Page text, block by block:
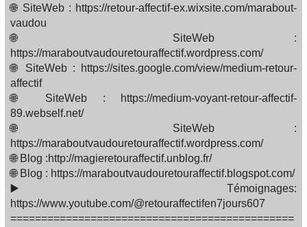
🌐 SiteWeb : https://retour-affectif-ex.wixsite.com/marabout-
vaudou
🌐 SiteWeb :
https://maraboutvaudouretouraffectif.wordpress.com/
🌐 SiteWeb : https://sites.google.com/view/medium-retour-
affectif
🌐 SiteWeb : https://medium-voyant-retour-affectif-
89.webself.net/
🌐 SiteWeb :
https://maraboutvaudouretouraffectif.wordpress.com/
🌐 Blog :http://magieretouraffectif.unblog.fr/
🌐 Blog : https://maraboutvaudouretouraffectif.blogspot.com/
▶️ Témoignages:
https://www.youtube.com/@retouraffectifen7jours607
==============================================